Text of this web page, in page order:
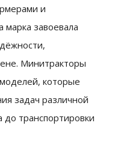
и
марка завоевала
Минитракторы
которые
задач различной
транспортировки